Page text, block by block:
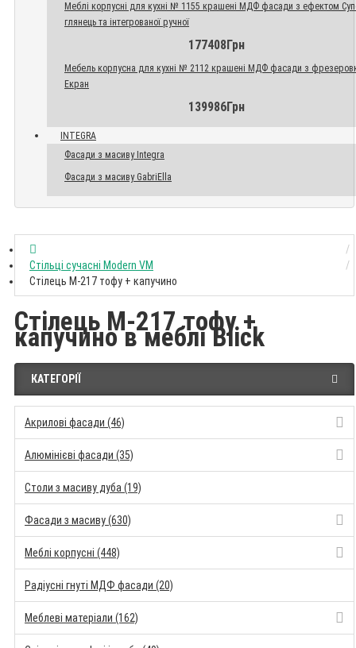
Меблі корпусні для кухні № 1155 крашені МДФ фасади з ефектом
глянець та інтегрованої ручної
177408Грн
Мебель корпусна для кухні № 2112 крашені МДФ фасади з
Екран
139986Грн
INTEGRA
Фасади з масиву Integra
Фасади з масиву GabriElla
Стільці сучасні Modern VM
Стілець M-217 тофу + капучино
Стілець M-217 тофу +
капучино в меблі Blick
КАТЕГОРІЇ
Акрилові фасади (46)
Алюмінієві фасади (35)
Столи з масиву дуба (19)
Фасади з масиву (630)
Меблі корпусні (448)
Радіусні гнуті МДФ фасади (20)
Меблеві матеріали (162)